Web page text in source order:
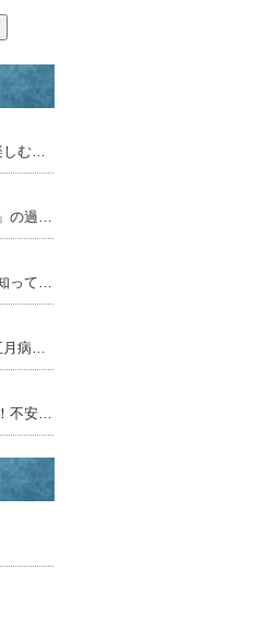
夏祭り・花火大会を120%楽しむための豆知識＆浴衣術！
夏本番！熱中症対策と「涼」の過ごし方で夏を乗り切ろう
夏至って実はすごい日！？知って得する豆知識と長い一日の楽しみ方
5月がしんどい…それって五月病かも？
新生活スタートのあなたへ！不安を自信に変える、新しい環境での過ごし方